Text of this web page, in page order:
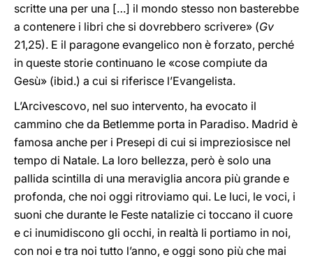
scritte una per una […] il mondo stesso non basterebbe
a contenere i libri che si dovrebbero scrivere» (Gv
21,25). E il paragone evangelico non è forzato, perché
in queste storie continuano le «cose compiute da
Gesù» (ibid.) a cui si riferisce l’Evangelista.
L’Arcivescovo, nel suo intervento, ha evocato il
cammino che da Betlemme porta in Paradiso. Madrid è
famosa anche per i Presepi di cui si impreziosisce nel
tempo di Natale. La loro bellezza, però è solo una
pallida scintilla di una meraviglia ancora più grande e
profonda, che noi oggi ritroviamo qui. Le luci, le voci, i
suoni che durante le Feste natalizie ci toccano il cuore
e ci inumidiscono gli occhi, in realtà li portiamo in noi,
con noi e tra noi tutto l’anno, e oggi sono più che mai